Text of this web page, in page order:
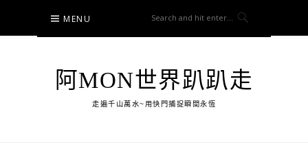
content
MENU
阿MON世界趴趴走
走遍千山萬水~用快門捕捉瞬間永恆